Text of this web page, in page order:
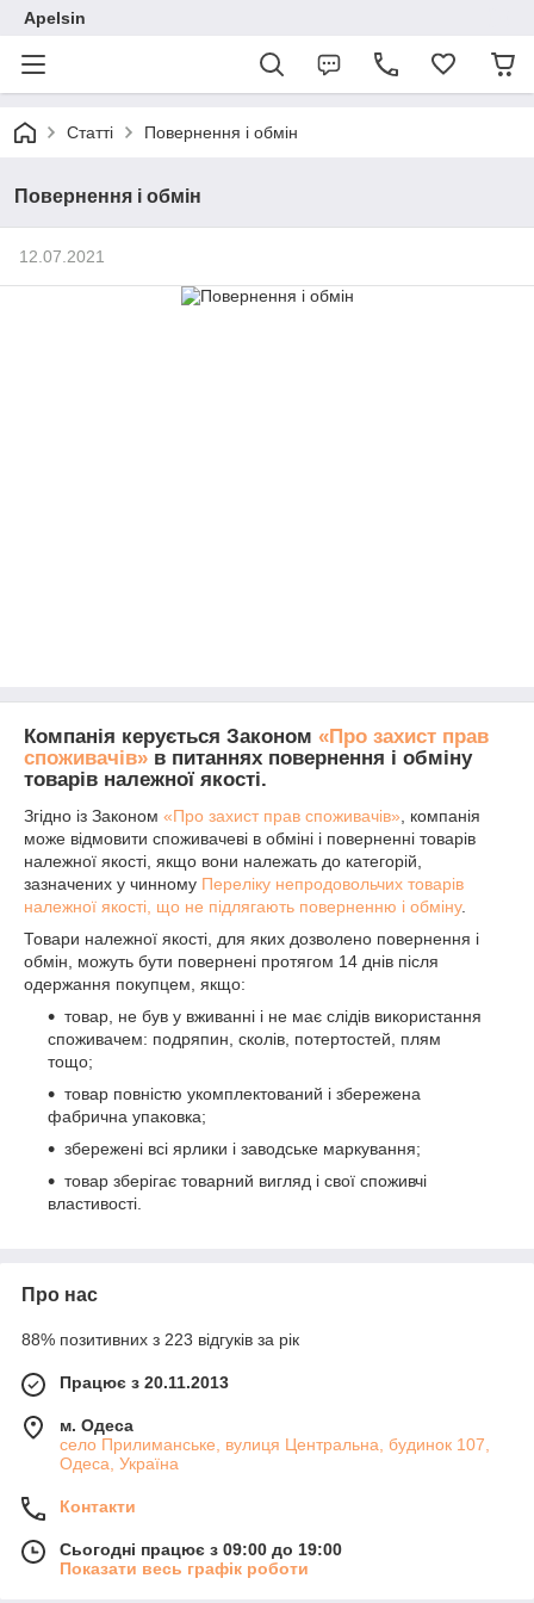
Apelsin
Статті Повернення і обмін
Повернення і обмін
12.07.2021
Компанія керується Законом «Про захист прав
споживачів» в питаннях повернення і обміну
товарів належної якості.
Згідно із Законом «Про захист прав споживачів» , компанія
може відмовити споживачеві в обміні і поверненні товарів
належної якості, якщо вони належать до категорій,
зазначених у чинному Переліку непродовольчих товарів
належної якості, що не підлягають поверненню і обміну.
Товари належної якості, для яких дозволено повернення і
обмін, можуть бути повернені протягом 14 днів після
одержання покупцем, якщо:
товар, не був у вживанні і не має слідів використання
споживачем: подряпин, сколів, потертостей, плям
тощо;
товар повністю укомплектований і збережена
фабрична упаковка;
збережені всі ярлики і заводське маркування;
товар зберігає товарний вигляд і свої споживчі
властивості.
Про нас
88% позитивних з 223 відгуків за рік
Працює з 20.11.2013
м. Одеса
село Прилиманське, вулиця Центральна, будинок 107,
Одеса, Україна
Контакти
Сьогодні працює з 09:00 до 19:00
Показати весь графік роботи